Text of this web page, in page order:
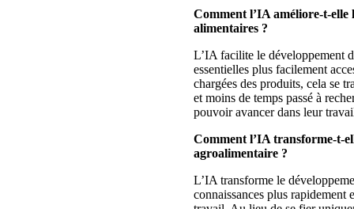
Comment l’IA améliore-t-elle
alimentaires ?
L’IA facilite le développement
essentielles plus facilement
chargées des produits, cela se
et moins de temps passé à
pouvoir avancer dans leur
Comment l’IA transforme-t-
agroalimentaire ?
L’IA transforme le
connaissances plus rapidement